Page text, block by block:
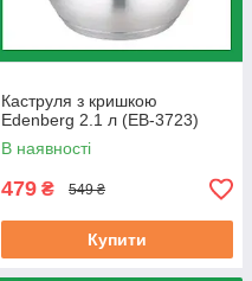
Каструля з кришкою
Edenberg 2.1 л (EB-3723)
В наявності
479 ₴ 549 ₴
Купити